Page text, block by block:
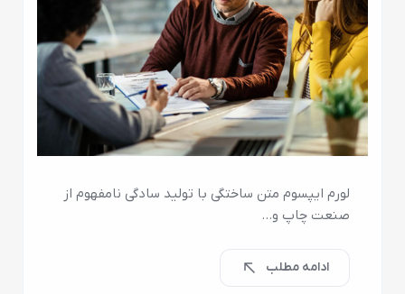
لورم ایپسوم متن ساختگی با تولید سادگی نامفهوم از
صنعت چاپ و…
ادامه مطلب